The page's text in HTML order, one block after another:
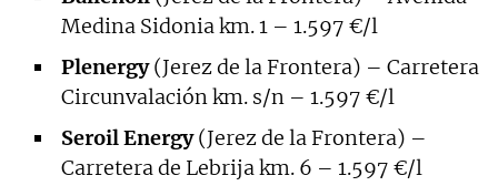
Medina Sidonia km. 1 – 1.597 €/l
Plenergy(Jerez de la Frontera) – Carretera
Circunvalación km. s/n – 1.597 €/l
Seroil Energy(Jerez de la Frontera) –
Carretera de Lebrija km. 6 – 1.597 €/l